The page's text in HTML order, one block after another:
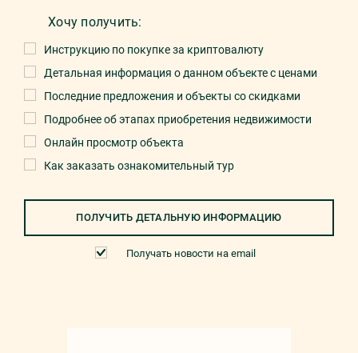
Хочу получить:
Инструкцию по покупке за криптовалюту
Детальная информация о данном объекте с ценами
Последние предложения и объекты со скидками
Подробнее об этапах приобретения недвижимости
Онлайн просмотр объекта
Как заказать ознакомительный тур
ПОЛУЧИТЬ ДЕТАЛЬНУЮ ИНФОРМАЦИЮ
Получать новости на email